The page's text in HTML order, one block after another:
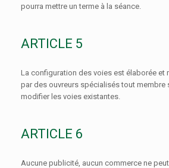
pourra mettre un terme à la séance.
ARTICLE 5
La configuration des voies est élaborée et
par des ouvreurs spécialisés tout membre
modifier les voies existantes.
ARTICLE 6
Aucune publicité, aucun commerce ne